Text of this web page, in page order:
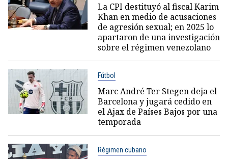
La CPI destituyó al fiscal Karim
Khan en medio de acusaciones
de agresión sexual; en 2025 lo
apartaron de una investigación
sobre el régimen venezolano
Fútbol
Marc André Ter Stegen deja el
Barcelona y jugará cedido en
el Ajax de Países Bajos por una
temporada
Régimen cubano